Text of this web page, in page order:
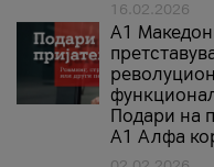
16.02.2026
А1
Подари на
А1 Алфа